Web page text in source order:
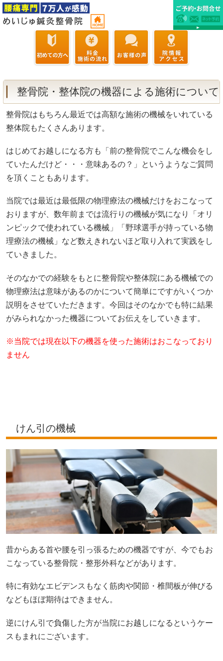
整骨院・整体院の機器による施術について
整骨院はもちろん最近では高額な施術の機械をいれている
整体院もたくさんあります。
はじめてお越しになる方も「前の整骨院でこんな機会をし
ていたんだけど・・・意味あるの？」というようなご質問
を頂くこともあります。
当院では最近は最低限の物理療法の機械だけをおこなって
おりますが、数年前までは流行りの機械が気になり「オリ
ンピックで使われている機械」「野球選手が持っている物
理療法の機械」など数えきれないほど取り入れて実践をし
ていきました。
そのなかでの経験をもとに整骨院や整体院にある機械での
物理療法は意味があるのかについて簡単にですがいくつか
説明をさせていただきます。今回はそのなかでも特に結果
がみられなかった機器についてお伝えをしていきます。
※当院では現在以下の機器を使った施術はおこなっており
ません
けん引の機械
昔からある首や腰を引っ張るための機器ですが、今でもお
こなっている整骨院・整形外科などがあります。
特に有効なエビデンスもなく筋肉や関節・椎間板が伸びる
などもほぼ期待はできません。
逆にけん引で負傷した方が当院にお越しになるというケー
スもまれにございます。